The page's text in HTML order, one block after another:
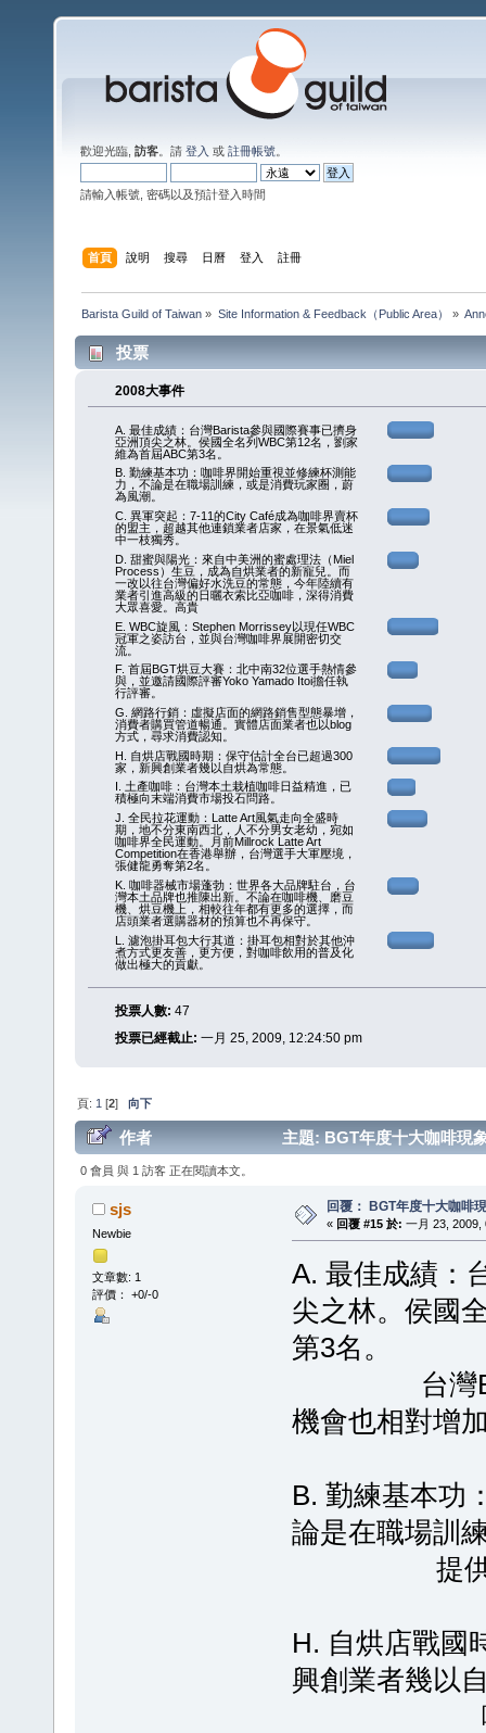
歡迎光臨, 訪客 。請 登入 或 註冊帳號
請輸入帳號, 密碼以及預計登入時間
首頁 說明 搜尋 日曆 登入 註冊
Barista Guild of Taiwan » Site Information & Feedback（Public Area） »
投票
2008大事件
A. 最佳成績：台灣Barista參與國際賽事已擠身
亞洲頂尖之林。侯國全名列WBC第12名，劉家
維為首屆ABC第3名。
B. 勤練基本功：咖啡界開始重視並修練杯測能
力，不論是在職場訓練，或是消費玩家圈，蔚
為風潮。
C. 異軍突起：7-11的City Café成為咖啡界賣杯
的盟主，超越其他連鎖業者店家，在景氣低迷
中一枝獨秀。
D. 甜蜜與陽光：來自中美洲的蜜處理法（Miel
Process）生豆，成為自烘業者的新寵兒。而
一改以往台灣偏好水洗豆的常態，今年陸續有
業者引進高級的日曬衣索比亞咖啡，深得消費
大眾喜愛。高貴
E. WBC旋風：Stephen Morrissey以現任WBC
冠軍之姿訪台，並與台灣咖啡界展開密切交
流。
F. 首屆BGT烘豆大賽：北中南32位選手熱情參
與，並邀請國際評審Yoko Yamado Itoi擔任執
行評審。
G. 網路行銷：虛擬店面的網路銷售型態暴增，
消費者購買管道暢通。實體店面業者也以blog
方式，尋求消費認知。
H. 自烘店戰國時期：保守估計全台已超過300
家，新興創業者幾以自烘為常態。
I. 土產咖啡：台灣本土栽植咖啡日益精進，已
積極向末端消費市場投石問路。
J. 全民拉花運動：Latte Art風氣走向全盛時
期，地不分東南西北，人不分男女老幼，宛如
咖啡界全民運動。月前Millrock Latte Art
Competition在香港舉辦，台灣選手大軍壓境，
張健龍勇奪第2名。
K. 咖啡器械市場蓬勃：世界各大品牌駐台，台
灣本土品牌也推陳出新。不論在咖啡機、磨豆
機、烘豆機上，相較往年都有更多的選擇，而
店頭業者選購器材的預算也不再保守。
L. 濾泡掛耳包大行其道：掛耳包相對於其他沖
煮方式更友善，更方便，對咖啡飲用的普及化
做出極大的貢獻。
投票人數: 47
投票已經截止: 一月 25, 2009, 12:24:50 pm
頁: 1 [2]向下
作者 主題: BGT年度十大咖啡現
0 會員 與 1 訪客 正在閱讀本文。
sjs
Newbie
文章數: 1
評價： +0/-0
回覆： BGT年度十大咖啡
« 回覆 #15 於: 一月 23, 2009,
A. 最佳成績：
尖之林。侯國
第3名。
台灣
機會也相對增
B. 勤練基本功
論是在職場訓
提供消費
H. 自烘店戰國
興創業者幾以
咖啡豆的